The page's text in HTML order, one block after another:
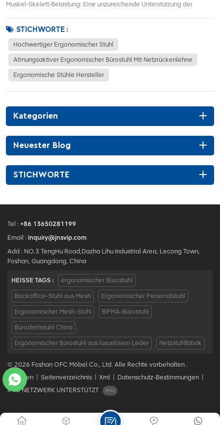
Muskel-Skelett-Belastung: Eine unzureichende Unterstützung der
Wirbelsäule beeinträchtigt die Körperhaltung und verursacht
Rückenschmerzen und chronische Beschwerden.2. Verletzungen durch
wiederholte Belastung (RSI): Ein biomechani...
STICHWORTE :
Hochwertiger Ergonomischer Stuhl
Atmungsaktiver Ergonomischer Bürostuhl Mit Netzrückenlehne
Ergonomische Stühle Hersteller
Kategorien
Neuester Blog
STICHWORTE
Tel : +86 13650281199
Email : inquiry@jnsvip.com
Add : NO.3 TengHu Road,Dazha Lihu Industrial Area, Lecong Town,
Foshan, Guangdong, China
HEISSE TAGS : ergonomischer Bürostuhl
Backoffice-Stuhl aus Mesh Ergonomischer Personalstuhl
Ergonomischer Mesh-Stuhl BIFMA-Bürostuhl
Bürodrehstuhl China
Ergonomischer Bürostuhl aus luxuriösem Leder Netzstuhlfabrik
© 2026 Foshan OFC Möbel Co., Ltd. Alle Rechte vorbehalten .
Bloggen
Seitenverzeichnis Xml Datenschutz-Bestimmungen
IPv6 NETZWERK UNTERSTÜTZT